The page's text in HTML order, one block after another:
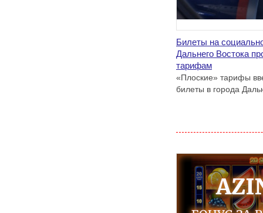
Билеты на
Дальнего Востока
тарифам
«Плоские» тарифы
билеты в города